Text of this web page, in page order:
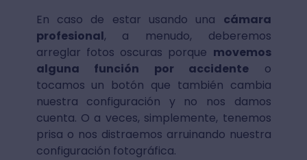
En caso de estar usando una cámara
profesional, a menudo, deberemos
arreglar fotos oscuras porque movemos
alguna función por accidente o
tocamos un botón que también cambia
nuestra configuración y no nos damos
cuenta. O a veces, simplemente, tenemos
prisa o nos distraemos arruinando nuestra
configuración fotográfica.